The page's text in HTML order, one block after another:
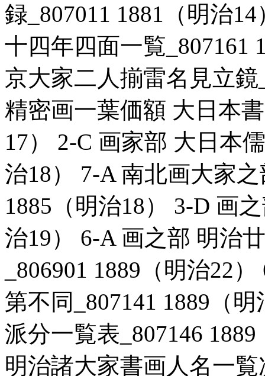
録_807011 1881（明治
十四年四面一覧_807161
京大家二人揃雷名見立鏡
精密画一葉価額 大日本
17） 2-C 画家部 大日本
治18） 7-A 南北画大家
1885（明治18） 3-D 画
治19） 6-A 画之部 明治
_806901 1889（明治22
第不同_807141 1889（
派分一覧表_807146
明治諸大家書画人名一覧